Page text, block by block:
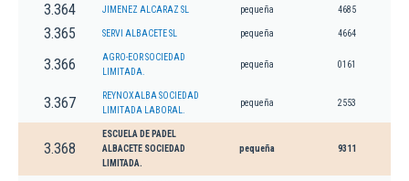
3.364 JIMENEZ ALCARAZ SL pequeña 4685
3.365 SERVI ALBACETE SL pequeña 4664
3.366
AGRO-EOR SOCIEDAD
LIMITADA.
pequeña 0161
3.367
REYNOXALBA SOCIEDAD
LIMITADA LABORAL.
pequeña 2553
3.368
ESCUELA DE PADEL
ALBACETE SOCIEDAD
LIMITADA.
pequeña 9311